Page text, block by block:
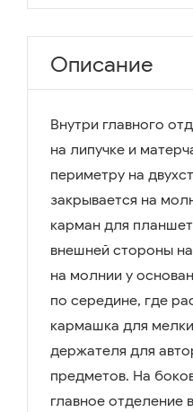
Описание
Внутри главного
на липучке и
периметру на
закрывается на
карман для
внешней стороны
на молнии у
по середине, где
кармашка для
держателя для
предметов. На
главное отделение